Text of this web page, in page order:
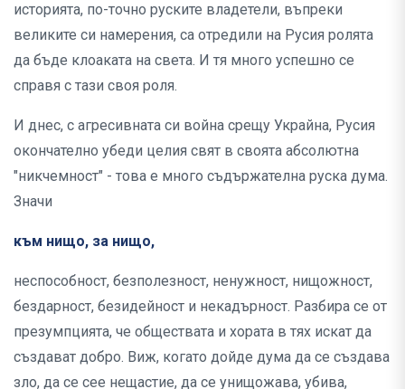
историята, по-точно руските владетели, въпреки
великите си намерения, са отредили на Русия ролята
да бъде клоаката на света. И тя много успешно се
справя с тази своя роля.
И днес, с агресивната си война срещу Украйна, Русия
окончателно убеди целия свят в своята абсолютна
"никчемност" - това е много съдържателна руска дума.
Значи
към нищо, за нищо,
неспособност, безполезност, ненужност, нищожност,
бездарност, безидейност и некадърност. Разбира се от
презумпцията, че обществата и хората в тях искат да
създават добро. Виж, когато дойде дума да се създава
зло, да се сее нещастие, да се унищожава, убива,